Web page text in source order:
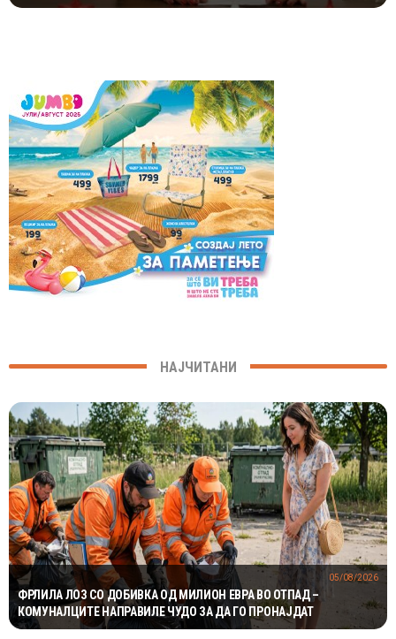
СПОРТОВИ
НАЈЧИТАНИ
ФРЛИЛА ЛОЗ СО ДОБИВКА ОД МИЛИОН ЕВРА ВО ОТПАД –
КОМУНАЛЦИТЕ НАПРАВИЛЕ ЧУДО ЗА ДА ГО ПРОНАЈДАТ
05/08/2026